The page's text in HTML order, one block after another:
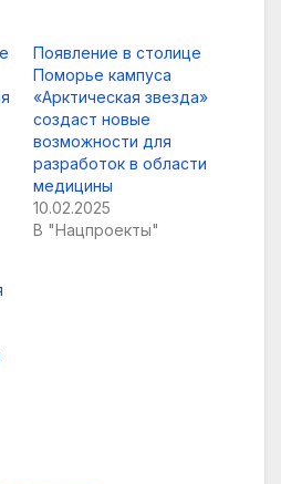
Появление в столице
Поморье кампуса
«Арктическая звезда»
создаст новые
возможности для
разработок в области
медицины
10.02.2025
В "Нацпроекты"